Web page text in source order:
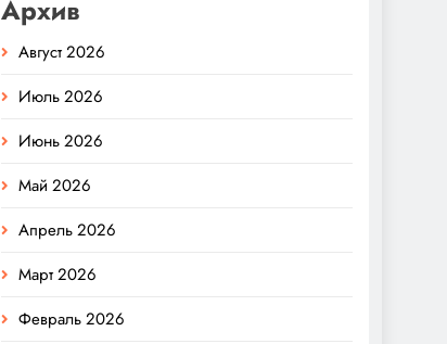
Архив
Август 2026
Июль 2026
Июнь 2026
Май 2026
Апрель 2026
Март 2026
Февраль 2026